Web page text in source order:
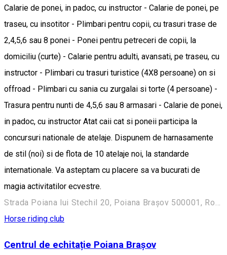
Calarie de ponei, in padoc, cu instructor - Calarie de ponei, pe
traseu, cu insotitor - Plimbari pentru copii, cu trasuri trase de
2,4,5,6 sau 8 ponei - Ponei pentru petreceri de copii, la
domiciliu (curte) - Calarie pentru adulti, avansati, pe traseu, cu
instructor - Plimbari cu trasuri turistice (4X8 persoane) on si
offroad - Plimbari cu sania cu zurgalai si torte (4 persoane) -
Trasura pentru nunti de 4,5,6 sau 8 armasari - Calarie de ponei,
in padoc, cu instructor Atat caii cat si poneii participa la
concursuri nationale de atelaje. Dispunem de harnasamente
de stil (noi) si de flota de 10 atelaje noi, la standarde
internationale. Va asteptam cu placere sa va bucurati de
magia activitatilor ecvestre.
Strada Poiana lui Stechil 20, Poiana Brașov 500001, România
Horse riding club
Centrul de echitație Poiana Brașov